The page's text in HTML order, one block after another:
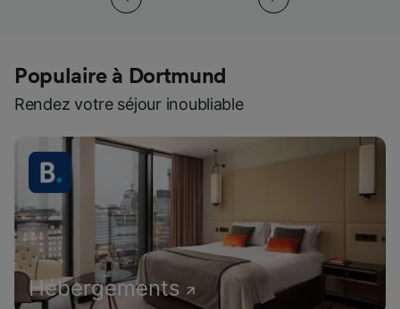
Populaire à Dortmund
Rendez votre séjour inoubliable
Hébergements